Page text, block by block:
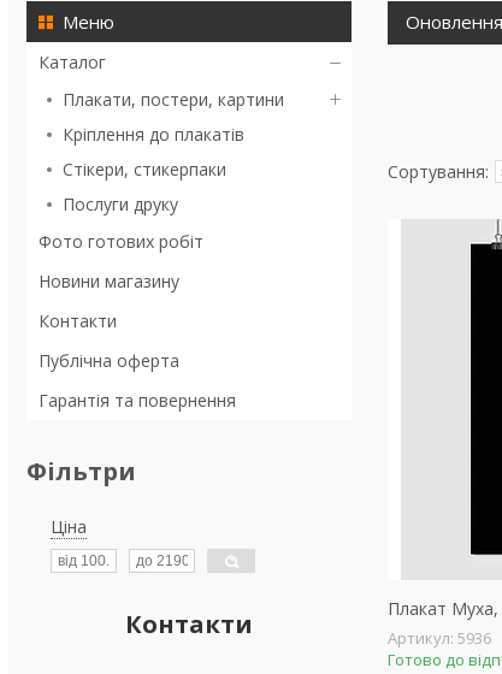
Каталог
Плакати, постери, картини
Кріплення до плакатів
Стікери, стикерпаки
Послуги друку
Фото готових робіт
Новини магазину
Контакти
Публічна оферта
Гарантія та повернення
Фільтри
Ціна
Контакти
Оновлення
Плакат
5936
Готово до